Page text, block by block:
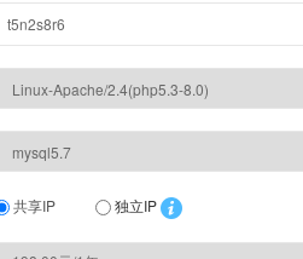
共享IP 独立IP